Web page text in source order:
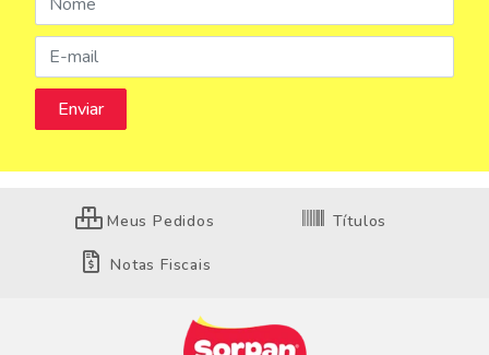
Meus Pedidos Títulos
Notas Fiscais